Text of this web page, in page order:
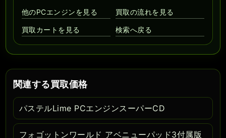
他のPCエンジンを見る
買取の流れを見る
買取カートを見る 検索へ戻る
関連する買取価格
パステルLime PCエンジンスーパーCD
フォゴットンワールド アベニューパッド3付属版